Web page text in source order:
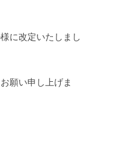
に改定いたしまし
願い申し上げま